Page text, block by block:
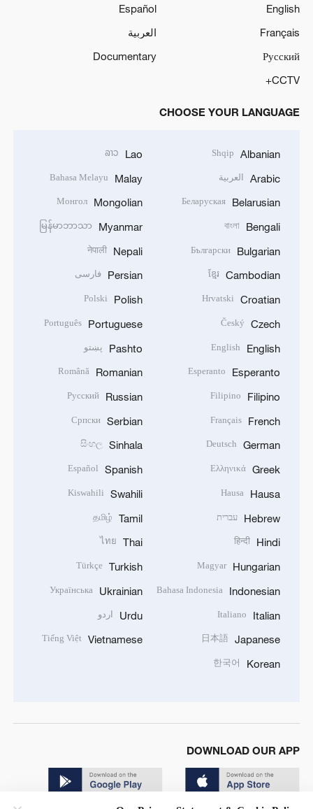
English
Español
Français
العربية
Русский
Documentary
CCTV+
CHOOSE YOUR LANGUAGE
Albanian
Shqip
Arabic العربية
Belarusian
Беларуская
Bengali
বাংলা
Bulgarian
Български
Cambodian
ខ្មែរ
Croatian
Hrvatski
Czech
Český
English
English
Esperanto
Esperanto
Filipino
Filipino
French
Français
German
Deutsch
Greek
Ελληνικά
Hausa
Hausa
Hebrew עברית
Hindi
हिन्दी
Hungarian
Magyar
Indonesian
Bahasa Indonesia
Italian
Italiano
Japanese
日本語
Korean
한국어
Lao
ລາວ
Malay
Bahasa Melayu
Mongolian
Монгол
Myanmar
မြန်မာဘာသာ
Nepali
नेपाली
Persian فارسی
Polish
Polski
Portuguese
Português
Pashto پښتو
Romanian
Română
Russian
Русский
Serbian
Српски
Sinhala
සිංහල
Spanish
Español
Swahili
Kiswahili
Tamil
தமிழ்
Thai
ไทย
Turkish
Türkçe
Ukrainian
Українська
Urdu اردو
Vietnamese
Tiếng Việt
DOWNLOAD OUR APP